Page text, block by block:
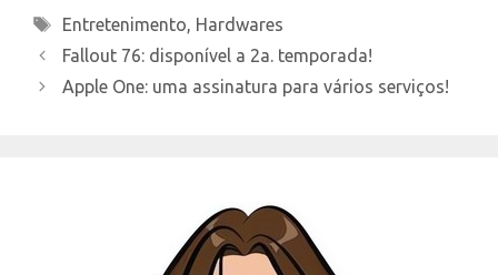
Tags
Entretenimento, Hardwares
Fallout 76: disponível a 2a. temporada!
Apple One: uma assinatura para vários serviços!